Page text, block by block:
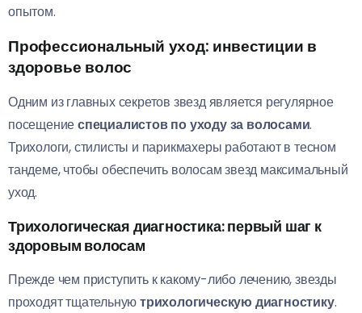
опытом.
Профессиональный уход: инвестиции в
здоровье волос
Одним из главных секретов звезд является регулярное
посещениеспециалистов по уходу за волосами.
Трихологи, стилисты и парикмахеры работают в тесном
тандеме, чтобы обеспечить волосам звезд максимальный
уход.
Трихологическая диагностика: первый шаг к
здоровым волосам
Прежде чем приступить к какому-либо лечению, звезды
проходят тщательнуютрихологическую диагностику.